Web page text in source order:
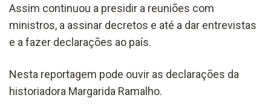
Assim continuou a presidir a reuniões com
ministros, a assinar decretos e até a dar entrevistas
e a fazer declarações ao país.
Nesta reportagem pode ouvir as declarações da
historiadora Margarida Ramalho.